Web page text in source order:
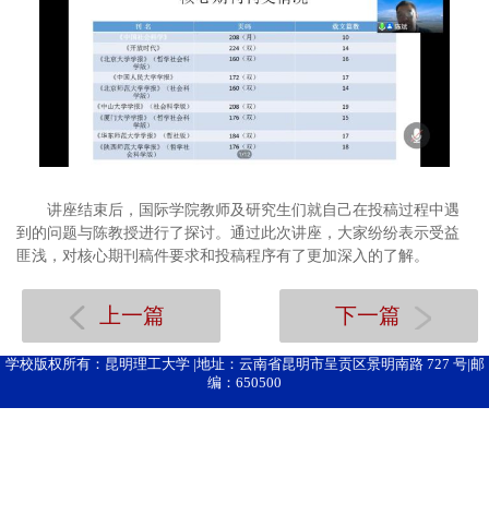
讲座结束后，国际学院教师及研究生们就自己在投稿过程中遇
到的问题与陈教授进行了探讨。通过此次讲座，大家纷纷表示受益
匪浅，对核心期刊稿件要求和投稿程序有了更加深入的了解。
上一篇 下一篇
学校版权所有：昆明理工大学 |地址：云南省昆明市呈贡区景明南路 727 号|邮
编：650500